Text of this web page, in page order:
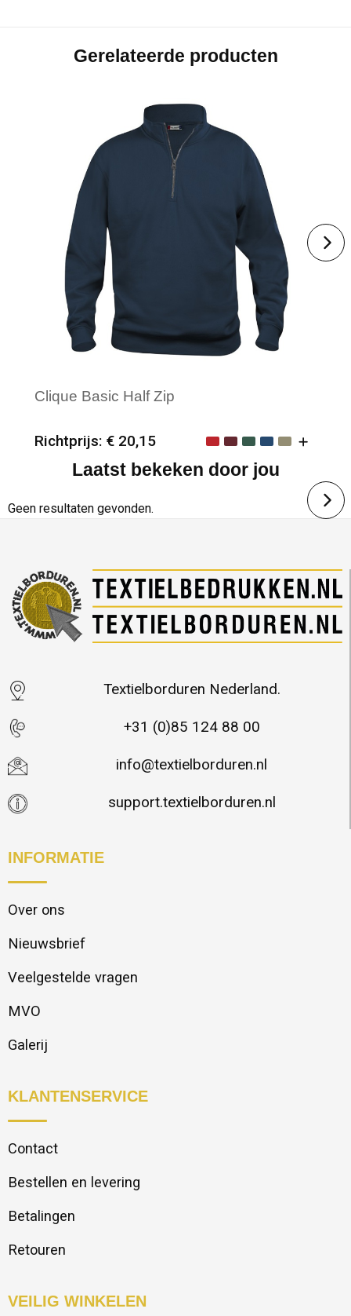
Gerelateerde producten
Clique Basic Half Zip
Richtprijs: € 20,15
Minimale afname: 12
Laatst bekeken door jou
Geen resultaten gevonden.
Textielborduren Nederland.
+31 (0)85 124 88 00
info@textielborduren.nl
support.textielborduren.nl
INFORMATIE
Over ons
Nieuwsbrief
Veelgestelde vragen
MVO
Galerij
KLANTENSERVICE
Contact
Bestellen en levering
Betalingen
Retouren
VEILIG WINKELEN